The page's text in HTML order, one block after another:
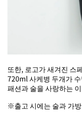
또한, 로고가 새겨진 스
720ml 사케병 두개가
패션과 술을 사랑하는
※출고 시에는 술과 가